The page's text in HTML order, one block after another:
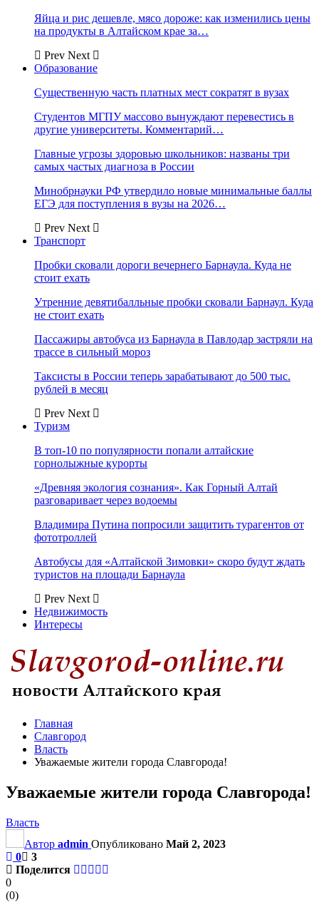
Яйца и рис дешевле, мясо дороже: как изменились цены
на продукты в Алтайском крае за…
Prev Next
Образование
Существенную часть платных мест сократят в вузах
Студентов МГПУ массово вынуждают перевестись в
другие университеты. Комментарий…
Главные угрозы здоровью школьников: названы три
самых частых диагноза в России
Минобрнауки РФ утвердило новые минимальные баллы
ЕГЭ для поступления в вузы на 2026…
Prev Next
Транспорт
Пробки сковали дороги вечернего Барнаула. Куда не
стоит ехать
Утренние девятибалльные пробки сковали Барнаул. Куда
не стоит ехать
Пассажиры автобуса из Барнаула в Павлодар застряли на
трассе в сильный мороз
Таксисты в России теперь зарабатывают до 500 тыс.
рублей в месяц
Prev Next
Туризм
В топ-10 по популярности попали алтайские
горнолыжные курорты
«Древняя экология сознания». Как Горный Алтай
разговаривает через водоемы
Владимира Путина попросили защитить турагентов от
фототроллей
Автобусы для «Алтайской Зимовки» скоро будут ждать
туристов на площади Барнаула
Prev Next
Недвижимость
Интересы
Главная
Славгород
Власть
Уважаемые жители города Славгорода!
Уважаемые жители города Славгорода!
Власть
Автор admin Опубликовано Май 2, 2023
0
3
Поделится
0
(0)